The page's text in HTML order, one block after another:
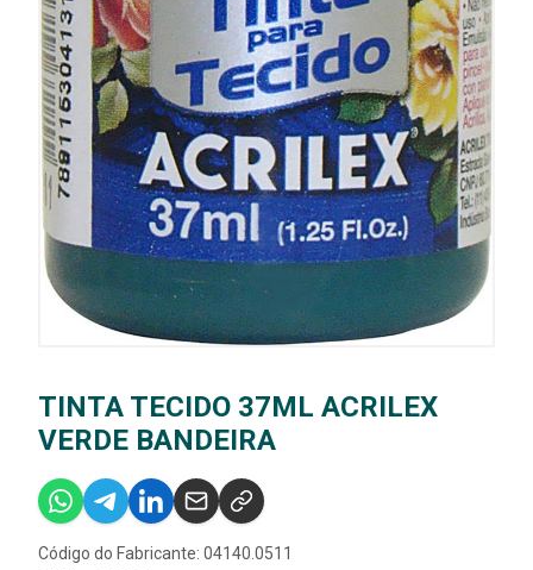
TINTA TECIDO 37ML ACRILEX
VERDE BANDEIRA
Código do Fabricante: 04140.0511